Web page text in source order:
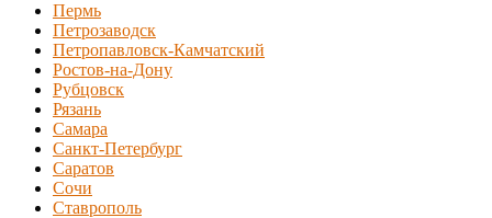
Пермь
Петрозаводск
Петропавловск-Камчатский
Ростов-на-Дону
Рубцовск
Рязань
Самара
Санкт-Петербург
Саратов
Сочи
Ставрополь